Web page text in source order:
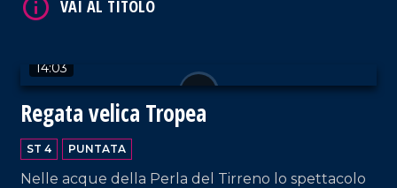
14:03
Regata velica Tropea
ST 4 PUNTATA
Nelle acque della Perla del Tirreno lo spettacolo